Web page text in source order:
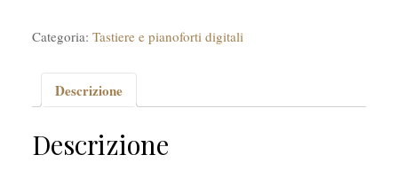
Categoria: Tastiere e pianoforti digitali
Descrizione
Descrizione